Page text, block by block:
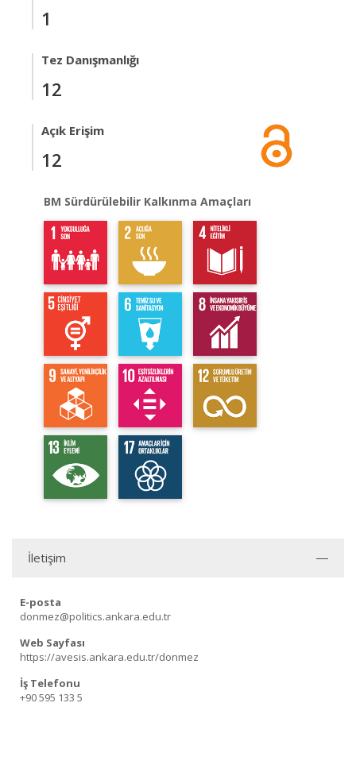
1
Tez Danışmanlığı
12
Açık Erişim
12
BM Sürdürülebilir Kalkınma Amaçları
İletişim
E-posta
donmez@politics.ankara.edu.tr
Web Sayfası
https://avesis.ankara.edu.tr/donmez
İş Telefonu
+90 595 133 5